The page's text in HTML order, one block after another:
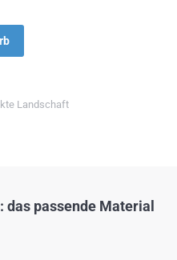
Landschaft
passende Material